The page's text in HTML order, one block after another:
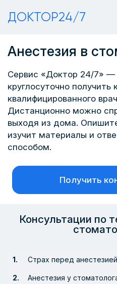
ДОКТОР24/7
Анестезия в
Сервис «Доктор 24/7» —
круглосуточно получить
квалифицированного
Дистанционно можно
выходя из дома.
изучит материалы и
способом.
Получить
Консультации по
Страх перед
Анестезия у